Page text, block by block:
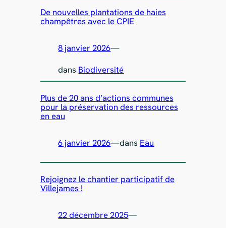
De nouvelles plantations de haies
champêtres avec le CPIE
8 janvier 2026—
dans Biodiversité
Plus de 20 ans d’actions communes
pour la préservation des ressources
en eau
6 janvier 2026—dans Eau
Rejoignez le chantier participatif de
Villejames !
22 décembre 2025—